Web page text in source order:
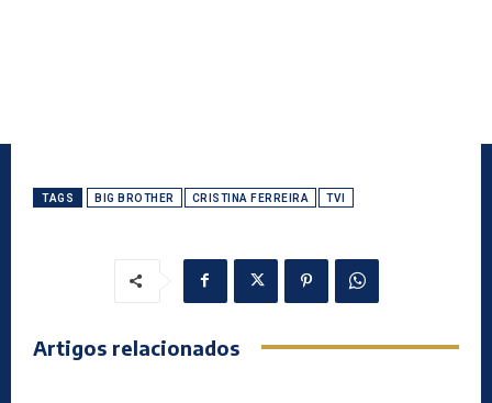
TAGS BIG BROTHER CRISTINA FERREIRA TVI
Artigos relacionados